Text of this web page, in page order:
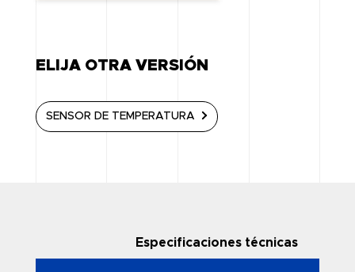
ELIJA OTRA VERSIÓN
SENSOR DE TEMPERATURA
Especificaciones técnicas